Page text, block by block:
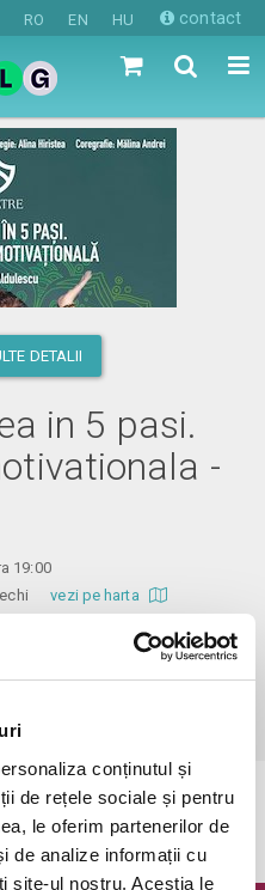
conținutul și
de rețele sociale și pentru
le oferim partenerilor de
de analize informații cu
site-ul nostru. Aceștia le
RO EN HU contact
DETALII
in 5 pasi.
-
19:00
Vechivezi pe harta
avem rugamintea de a va
de inceperea spectacolului.
a expirat.